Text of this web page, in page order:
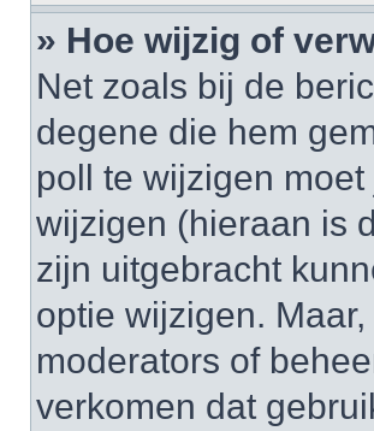
» Hoe wijzig of
Net zoals bij de
degene die hem
poll te wijzigen
wijzigen (hieraan is
zijn uitgebracht
optie wijzigen.
moderators of
verkomen dat